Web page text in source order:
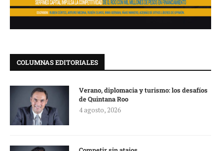
COLUMNAS EDITORIALES
Verano, diplomacia y turismo: los desafíos
de Quintana Roo
4 agosto, 2026